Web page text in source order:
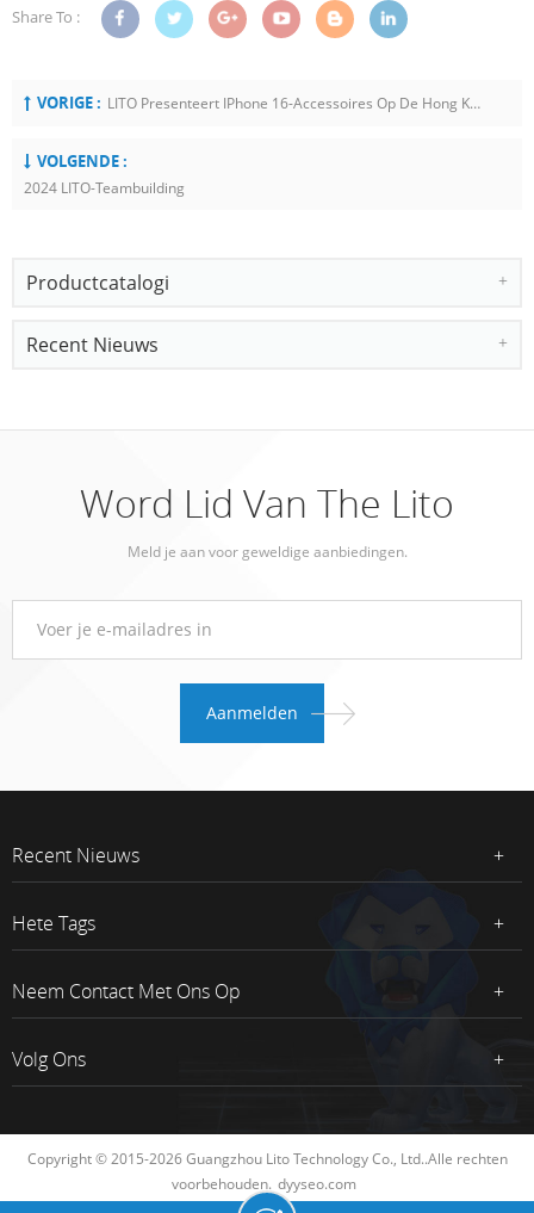
Share To :
VORIGE : LITO Presenteert IPhone 16-Accessoires Op De Hong Kong Electronics Show
VOLGENDE :
2024 LITO-Teambuilding
Productcatalogi
Recent Nieuws
Word Lid Van The Lito
Meld je aan voor geweldige aanbiedingen.
Recent Nieuws
Hete Tags
Neem Contact Met Ons Op
Volg Ons
Copyright © 2015-2026 Guangzhou Lito Technology Co., Ltd..Alle rechten
voorbehouden. dyyseo.com